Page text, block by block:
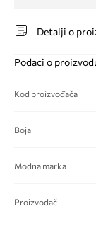
Detalji o
Podaci o
Kod proizvođača
Boja
Modna marka
Proizvođač